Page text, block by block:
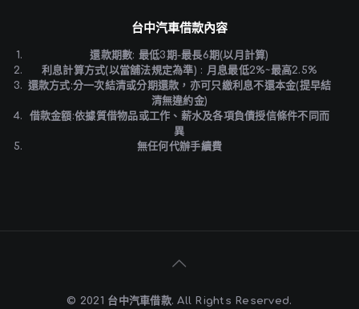
台中汽車借款內容
還款期數: 最低3期-最長6期(以月計算)
利息計算方式(以當舖法規定為準) : 月息最低2%~最高2.5%
還款方式:分一次結清或分期還款，亦可只繳利息不還本金(提早結
清無違約金)
借款金額:依據質借物品或工作、薪水及各項負債授信條件不同而
異
無任何代辦手續費
© 2021 台中汽車借款. All Rights Reserved.